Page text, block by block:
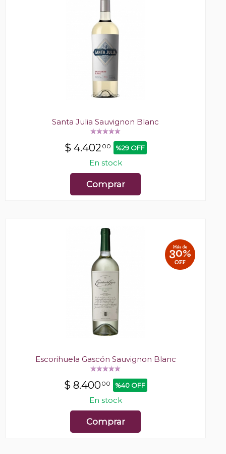
Santa Julia Sauvignon Blanc
$ 4.402 00 %29 OFF
En stock
Comprar
Escorihuela Gascón Sauvignon Blanc
$ 8.40000 %40 OFF
En stock
Comprar